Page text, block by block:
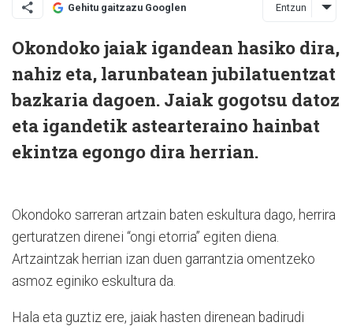
Gehitu gaitzazu Googlen Entzun
Okondoko jaiak igandean hasiko dira,
nahiz eta, larunbatean jubilatuentzat
bazkaria dagoen. Jaiak gogotsu datoz
eta igandetik astearteraino hainbat
ekintza egongo dira herrian.
Okondoko sarreran artzain baten eskultura dago, herrira
gerturatzen direnei “ongi etorria” egiten diena.
Artzaintzak herrian izan duen garrantzia omentzeko
asmoz eginiko eskultura da.
Hala eta guztiz ere, jaiak hasten direnean badirudi